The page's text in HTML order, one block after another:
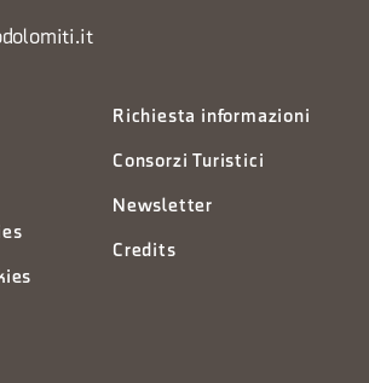
Richiesta informazioni
Consorzi Turistici
Newsletter
Credits